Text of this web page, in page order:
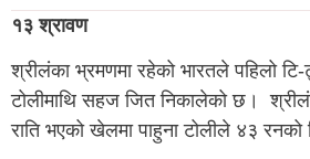
१३ श्रावण
श्रीलंका भ्रमणमा रहेको भारतले पहिलो
टोलीमाथि सहज जित निकालेको छ।
राति भएको खेलमा पाहुना टोलीले ४३ रनको